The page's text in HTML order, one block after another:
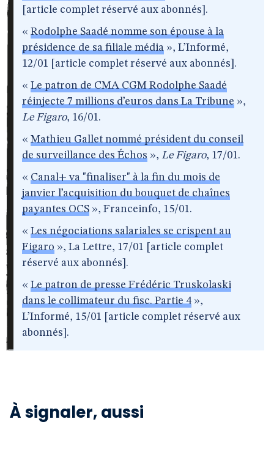
[article complet réservé aux abonnés].
« Rodolphe Saadé nomme son épouse à la
présidence de sa filiale média », L’Informé,
12/01 [article complet réservé aux abonnés].
« Le patron de CMA CGM Rodolphe Saadé
réinjecte 7 millions d’euros dans La Tribune »,
Le Figaro, 16/01.
« Mathieu Gallet nommé président du conseil
de surveillance des Échos », Le Figaro, 17/01.
« Canal+ va "finaliser" à la fin du mois de
janvier l’acquisition du bouquet de chaînes
payantes OCS », Franceinfo, 15/01.
« Les négociations salariales se crispent au
Figaro », La Lettre, 17/01 [article complet
réservé aux abonnés].
« Le patron de presse Frédéric Truskolaski
dans le collimateur du fisc. Partie 4 »,
L’Informé, 15/01 [article complet réservé aux
abonnés].
À signaler, aussi